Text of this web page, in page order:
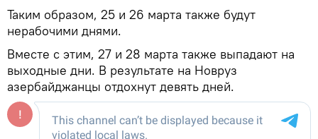
Таким образом, 25 и 26 марта также будут
нерабочими днями.
Вместе с этим, 27 и 28 марта также выпадают на
выходные дни. В результате на Новруз
азербайджанцы отдохнут девять дней.